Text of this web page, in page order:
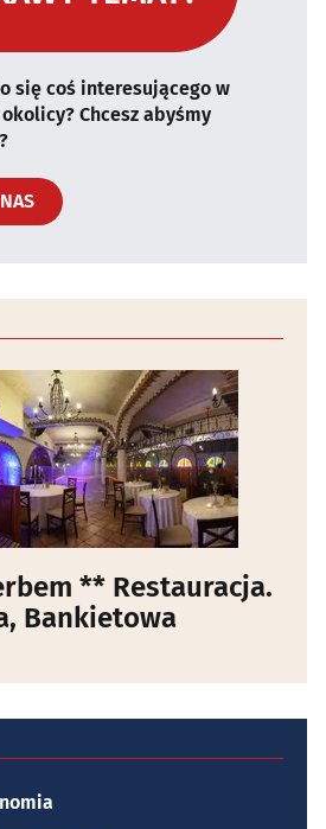
się coś interesującego w
Chcesz abyśmy
** Restauracja.
Bankietowa